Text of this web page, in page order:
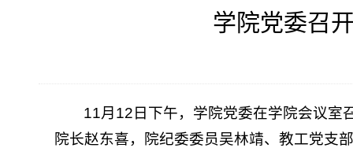
学院党委召
11月12日下午，学院党委在学院会议室
院长赵东喜，院纪委委员吴林靖、教工党支